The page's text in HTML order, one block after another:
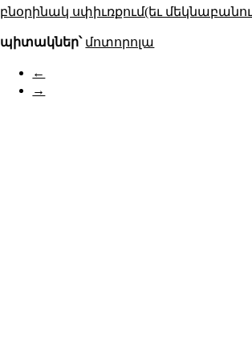
բնօրինակ սփիւռքում(եւ
պիտակներ՝ մոտորոլա
←
→